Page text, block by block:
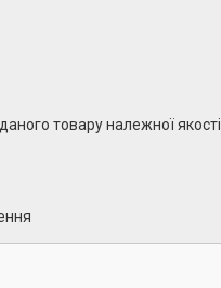
товару належної якості